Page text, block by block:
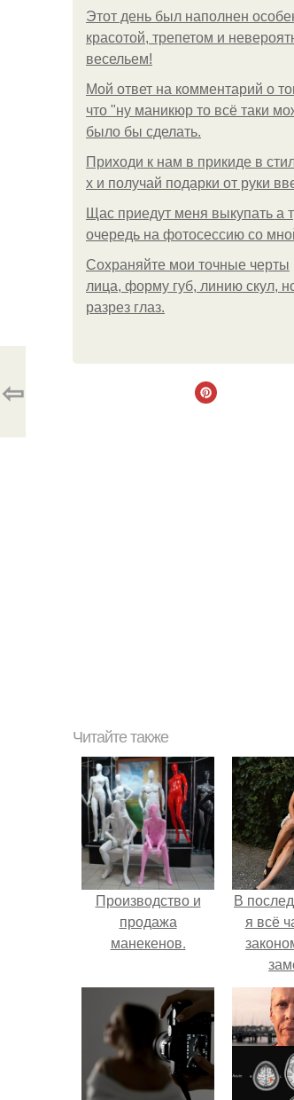
Этот день был наполнен
красотой, трепетом и
весельем!
Мой ответ на комментарий о
что "ну маникюр то всё таки
было бы сделать.
Приходи к нам в прикиде в
х и получай подарки от руки
Щас приедут меня выкупать а
очередь на фотосессию со
Сохраняйте мои точные черты
лица, форму губ, линию скул,
разрез глаз.
⇦
Читайте также
Производство и
продажа
манекенов.
В
я всё